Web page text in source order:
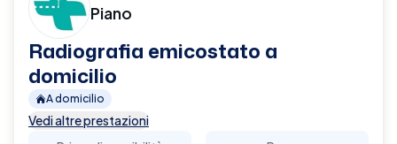
Piano
Radiografia emicostato a
domicilio
A domicilio
Vedi altre prestazioni